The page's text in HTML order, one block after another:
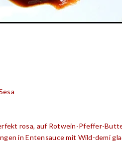
rosa, auf Rotwein-Pfeffer-
in Entensauce mit Wild-demi